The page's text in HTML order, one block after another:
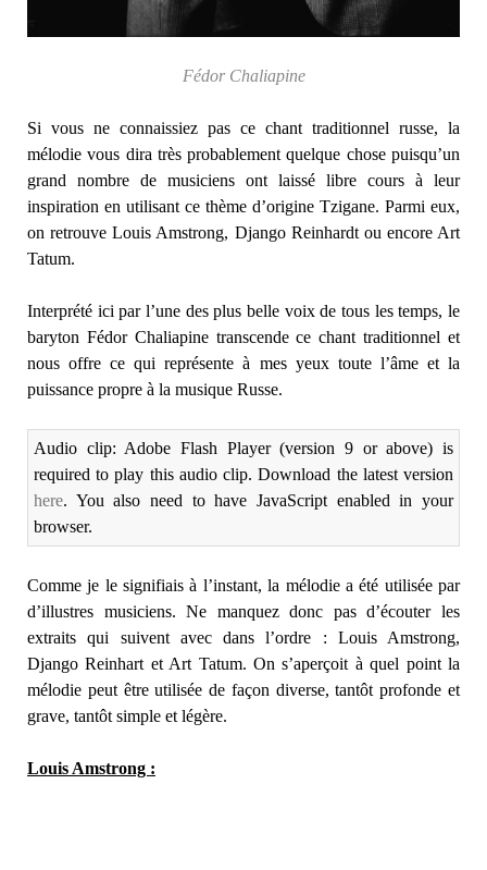
Fédor Chaliapine
Si vous ne connaissiez pas ce chant traditionnel russe, la
mélodie vous dira très probablement quelque chose puisqu’un
grand nombre de musiciens ont laissé libre cours à leur
inspiration en utilisant ce thème d’origine Tzigane. Parmi eux,
on retrouve Louis Amstrong, Django Reinhardt ou encore Art
Tatum.
Interprété ici par l’une des plus belle voix de tous les temps, le
baryton Fédor Chaliapine transcende ce chant traditionnel et
nous offre ce qui représente à mes yeux toute l’âme et la
puissance propre à la musique Russe.
Audio clip: Adobe Flash Player (version 9 or above) is
required to play this audio clip. Download the latest version
here. You also need to have JavaScript enabled in your
browser.
Comme je le signifiais à l’instant, la mélodie a été utilisée par
d’illustres musiciens. Ne manquez donc pas d’écouter les
extraits qui suivent avec dans l’ordre : Louis Amstrong,
Django Reinhart et Art Tatum. On s’aperçoit à quel point la
mélodie peut être utilisée de façon diverse, tantôt profonde et
grave, tantôt simple et légère.
Louis Amstrong :